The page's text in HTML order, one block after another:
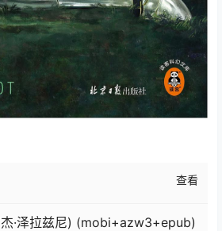
查看
·泽拉兹尼) (mobi+azw3+epub)